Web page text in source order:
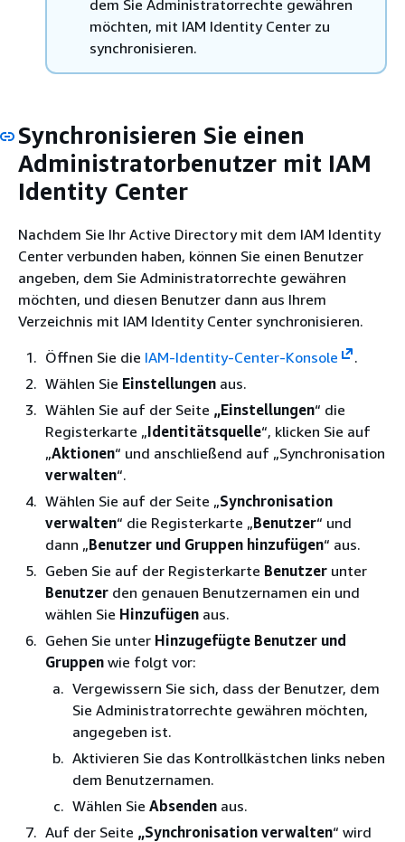
dem Sie Administratorrechte gewähren
möchten, mit IAM Identity Center zu
synchronisieren.
Synchronisieren Sie einen
Administratorbenutzer mit IAM
Identity Center
Nachdem Sie Ihr Active Directory mit dem IAM Identity
Center verbunden haben, können Sie einen Benutzer
angeben, dem Sie Administratorrechte gewähren
möchten, und diesen Benutzer dann aus Ihrem
Verzeichnis mit IAM Identity Center synchronisieren.
Öffnen Sie die IAM-Identity-Center-Konsole
.
Wählen Sie Einstellungen aus.
Wählen Sie auf der Seite „Einstellungen“ die
Registerkarte „Identitätsquelle“, klicken Sie auf
„Aktionen“ und anschließend auf „Synchronisation
verwalten“.
Wählen Sie auf der Seite „Synchronisation
verwalten“ die Registerkarte „Benutzer“ und
dann „Benutzer und Gruppen hinzufügen“ aus.
Geben Sie auf der Registerkarte Benutzer unter
Benutzer den genauen Benutzernamen ein und
wählen Sie Hinzufügen aus.
Gehen Sie unter Hinzugefügte Benutzer und
Gruppen wie folgt vor:
Vergewissern Sie sich, dass der Benutzer, dem
Sie Administratorrechte gewähren möchten,
angegeben ist.
Aktivieren Sie das Kontrollkästchen links neben
dem Benutzernamen.
Wählen Sie Absenden aus.
Auf der Seite „Synchronisation verwalten“ wird